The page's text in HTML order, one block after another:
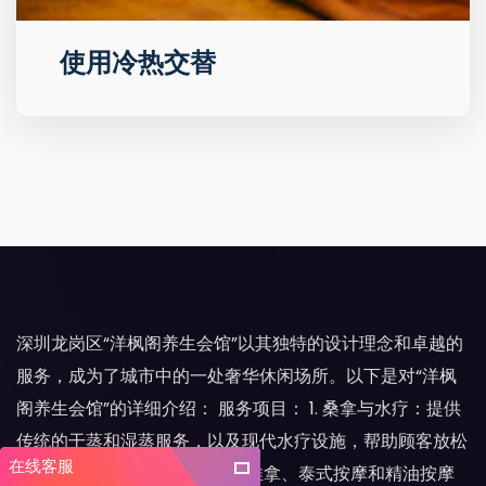
在线客服
使用冷热交替
深圳龙岗区“洋枫阁养生会馆”以其独特的设计理念和卓越的
服务，成为了城市中的一处奢华休闲场所。以下是对“洋枫
阁养生会馆”的详细介绍： 服务项目： 1. 桑拿与水疗：提供
传统的干蒸和湿蒸服务，以及现代水疗设施，帮助顾客放松
身心。 2. 专业按摩：包括中式推拿、泰式按摩和精油按摩